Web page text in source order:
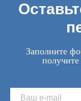
Заполните